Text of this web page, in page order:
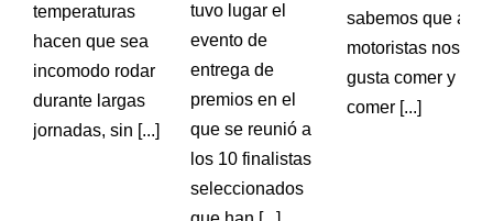
temperaturas
hacen que sea
incomodo rodar
durante largas
jornadas, sin [...]
tuvo lugar el
evento de
entrega de
premios en el
que se reunió a
los 10 finalistas
seleccionados
sabemos que a
motoristas nos
gusta comer y
comer [...]